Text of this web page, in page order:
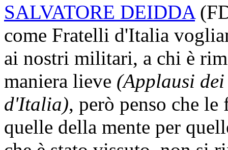
SALVATORE DEIDDA(
come Fratelli d'Italia
ai nostri militari, a chi è
maniera lieve (Applausi
d'Italia), però penso che
quelle della mente per